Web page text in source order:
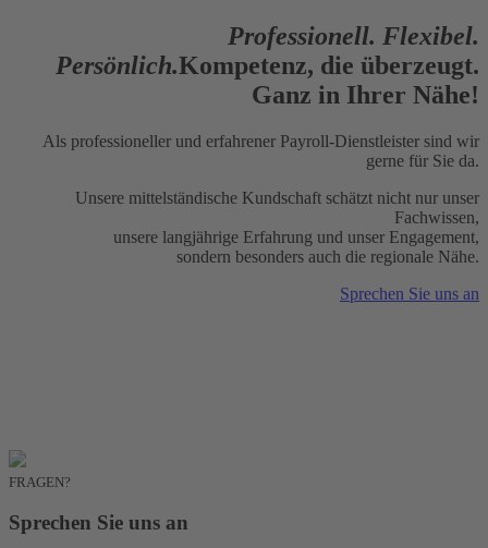
Professionell. Flexibel.
Persönlich.Kompetenz, die überzeugt.
Ganz in Ihrer Nähe!
Als professioneller und erfahrener Payroll-Dienstleister sind wir
gerne für Sie da.
Unsere mittelständische Kundschaft schätzt nicht nur unser
Fachwissen,
unsere langjährige Erfahrung und unser Engagement,
sondern besonders auch die regionale Nähe.
Sprechen Sie uns an
FRAGEN?
Sprechen Sie uns an